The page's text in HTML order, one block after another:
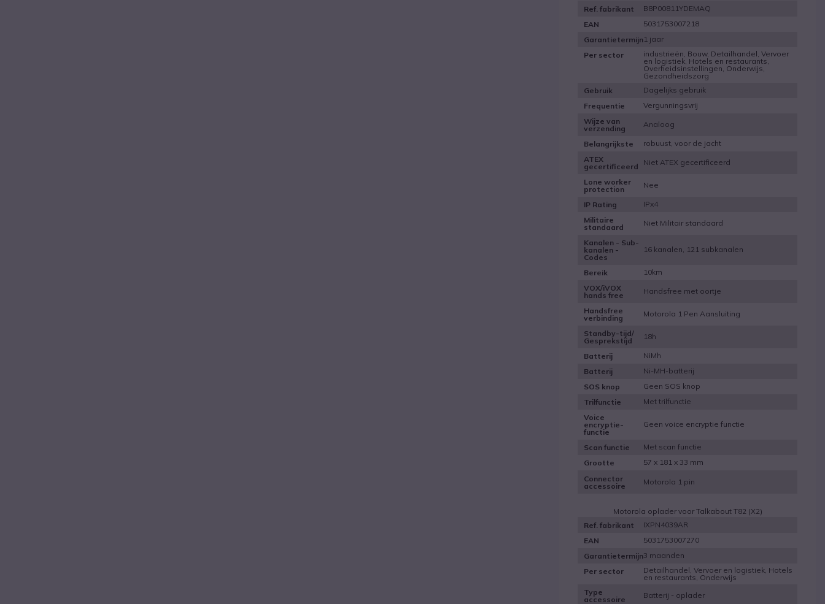
Ref. fabrikant
B8P00811YDEMAQ
EAN
5031753007218
Garantietermijn1 jaar
Per sector
industrieën, Bouw, Detailhandel, Vervoer
en logistiek, Hotels en restaurants,
Overheidsinstellingen, Onderwijs,
Gezondheidszorg
Gebruik
Dagelijks gebruik
Frequentie
Vergunningsvrij
Wijze van
verzending
Analoog
Belangrijkste
robuust, voor de jacht
ATEX
gecertificeerd
Niet ATEX gecertificeerd
Lone worker
protection
Nee
IP Rating
IPx4
Militaire
standaard
Niet Militair standaard
Kanalen - Sub-
kanalen -
Codes
16 kanalen, 121 subkanalen
Bereik
10km
VOX/iVOX
hands free
Handsfree met oortje
Handsfree
verbinding
Motorola 1 Pen Aansluiting
Standby-tijd/
Gesprekstijd
18h
Batterij
NiMh
Batterij
Ni-MH-batterij
SOS knop
Geen SOS knop
Trilfunctie
Met trilfunctie
Voice
encryptie-
functie
Geen voice encryptie functie
Scan functie
Met scan functie
Grootte
57 x 181 x 33 mm
Connector
accessoire
Motorola 1 pin
Motorola oplader voor Talkabout T82 (X2)
Ref. fabrikant
IXPN4039AR
EAN
5031753007270
Garantietermijn3 maanden
Per sector
Detailhandel, Vervoer en logistiek, Hotels
en restaurants, Onderwijs
Type
accessoire
Batterij - oplader